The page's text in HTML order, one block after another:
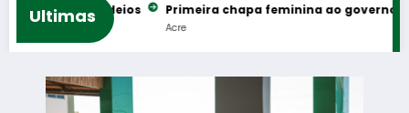
Ultimas
e rodeios Primeira chapa feminina ao governo do